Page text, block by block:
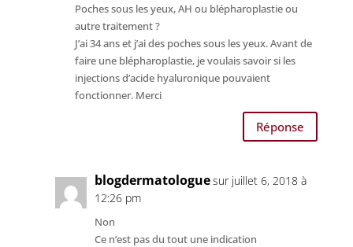
Poches sous les yeux, AH ou blépharoplastie ou
autre traitement ?
J’ai 34 ans et j’ai des poches sous les yeux. Avant de
faire une blépharoplastie, je voulais savoir si les
injections d’acide hyaluronique pouvaient
fonctionner. Merci
Réponse
blogdermatologuesur juillet 6, 2018 à
12:26 pm
Non
Ce n’est pas du tout une indication